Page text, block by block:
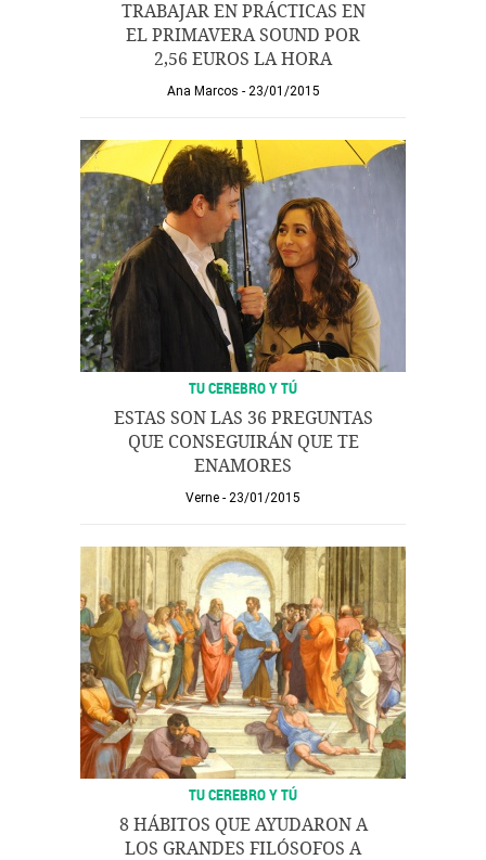
TRABAJAR EN PRÁCTICAS EN
EL PRIMAVERA SOUND POR
2,56 EUROS LA HORA
Ana Marcos 23/01/2015
TU CEREBRO Y TÚ
ESTAS SON LAS 36 PREGUNTAS
QUE CONSEGUIRÁN QUE TE
ENAMORES
Verne 23/01/2015
TU CEREBRO Y TÚ
8 HÁBITOS QUE AYUDARON A
LOS GRANDES FILÓSOFOS A